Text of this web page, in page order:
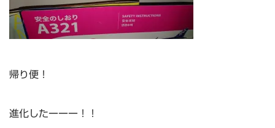
帰り便！
進化したーーー！！